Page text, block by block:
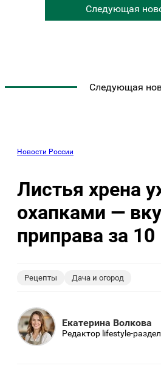
Следующая
Следующая
Новости России
Листья хрена
охапками —
приправа за
Рецепты Дача и огород
Екатерина Волкова
Редактор lifestyle-